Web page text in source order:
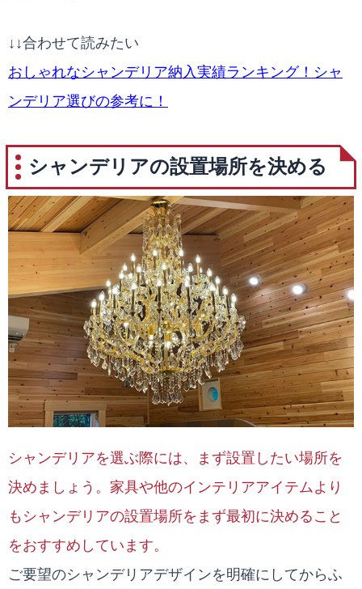
↓↓合わせて読みたい
おしゃれなシャンデリア納入実績ランキング！シャ
ンデリア選びの参考に！
シャンデリアの設置場所を決める
シャンデリアを選ぶ際には、まず設置したい場所を
決めましょう。家具や他のインテリアアイテムより
もシャンデリアの設置場所をまず最初に決めること
をおすすめしています。
ご要望のシャンデリアデザインを明確にしてからふ